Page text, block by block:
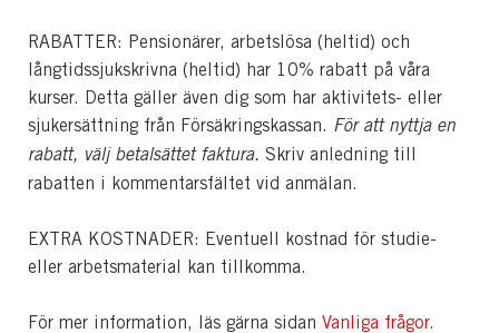
RABATTER: Pensionärer, arbetslösa (heltid) och
långtidssjukskrivna (heltid) har 10% rabatt på våra
kurser. Detta gäller även dig som har aktivitets- eller
sjukersättning från Försäkringskassan. För att nyttja en
rabatt, välj betalsättet faktura. Skriv anledning till
rabatten i kommentarsfältet vid anmälan.
EXTRA KOSTNADER: Eventuell kostnad för studie-
eller arbetsmaterial kan tillkomma.
För mer information, läs gärna sidan Vanliga frågor.